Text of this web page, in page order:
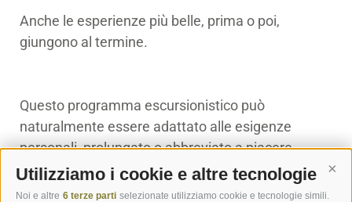
Utilizziamo i cookie e altre tecnologie
Noi e altre 6 terze parti selezionate utilizziamo cookie e tecnologie simili.
Anche le esperienze più belle, prima o poi,
giungono al termine.
Questo programma escursionistico può
naturalmente essere adattato alle esigenze
personali, prolungato o abbreviato a piacere.